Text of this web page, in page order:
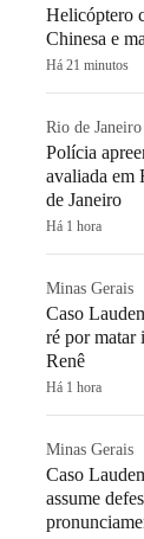
Helicóptero
Chinesa e
Há 21 minutos
Rio de Janeiro
Polícia
avaliada em
de Janeiro
Há 1 hora
Minas Gerais
Caso
ré por matar
Renê
Há 1 hora
Minas Gerais
Caso
assume